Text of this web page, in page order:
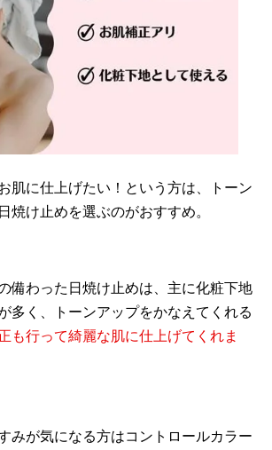
肌に仕上げたい！という方は、トーン
焼け止めを選ぶのがおすすめ。
備わった日焼け止めは、主に化粧下地
多く、トーンアップをかなえてくれる
も行って綺麗な肌に仕上げてくれま
みが気になる方はコントロールカラー